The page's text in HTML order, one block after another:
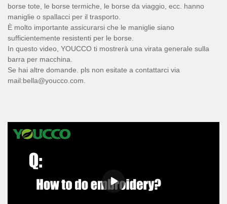
borse tote, le borse termiche, le borse da viaggio, ecc. hanno
maniglie o spallacci per il trasporto.
È molto importante assicurarsi che le maniglie siano
sufficientemente resistenti per le borse.
In questo video, YOUCCO ti mostrerà una virata generale sulla
barra per macchina.
Se hai altre domande. pls non esitate a contattarci via
mail:bella@youcco.com.